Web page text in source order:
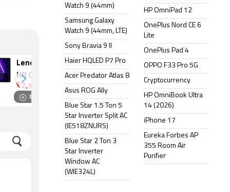
Lenovo Tab M10
HD Gen 2
₹7,499
कंपेयर
Xiaomi Pad 8
37,999
कंपेयर
Watch 9 (44mm)
Samsung Galaxy
Watch 9 (44mm, LTE)
Sony Bravia 9 II
Haier HQLED P7 Pro
Acer Predator Atlas 8
Asus ROG Ally
Blue Star 1.5 Ton 5
Star Inverter Split AC
(IE518ZNURS)
Blue Star 2 Ton 3
Star Inverter
Window AC
(WIE324L)
HP OmniPad 12
OnePlus Nord CE 6
Lite
OnePlus Pad 4
OPPO F33 Pro 5G
Cryptocurrency
HP OmniBook Ultra
14 (2026)
iPhone 17
Eureka Forbes AP
355 Room Air
Purifier